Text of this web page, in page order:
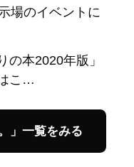
場のイベントに
の本2020年版」
こ…
」一覧をみる